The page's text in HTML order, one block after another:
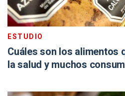
ESTUDIO
Cuáles son los alimentos
la salud y muchos